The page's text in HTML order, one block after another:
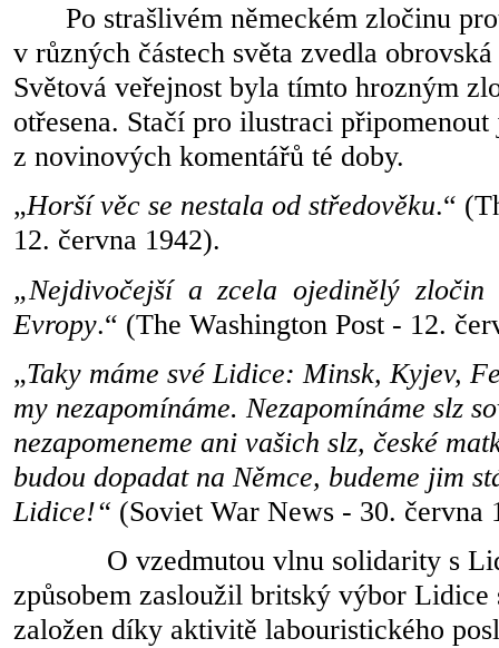
Po strašlivém německém zločinu
v různých částech světa zvedla
Světová veřejnost byla tímto hrozným
otřesena. Stačí pro ilustraci
z novinových komentářů té doby.
„Horší věc se nestala od středověku.“
12. června 1942).
„Nejdivočejší a zcela ojedinělý
Evropy.“ (The Washington Post - 12.
„Taky máme své Lidice: Minsk, Kyjev,
my nezapomínáme. Nezapomínáme slz
nezapomeneme ani vašich slz, české
budou dopadat na Němce, budeme jim
Lidice!“ (Soviet War News - 30. června
O vzedmutou vlnu solidarity s
způsobem zasloužil britský výbor
založen díky aktivitě labouristického